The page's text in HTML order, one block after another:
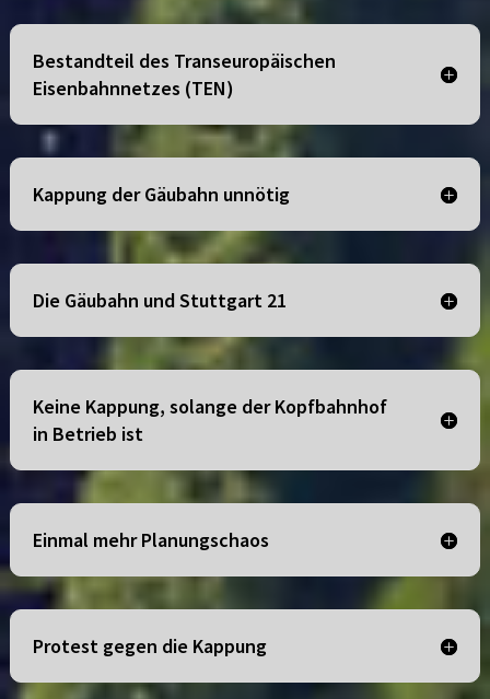
Bestandteil des Transeuropäischen
Eisenbahnnetzes (TEN)
Kappung der Gäubahn unnötig
Die Gäubahn und Stuttgart 21
Keine Kappung, solange der Kopfbahnhof
in Betrieb ist
Einmal mehr Planungschaos
Protest gegen die Kappung